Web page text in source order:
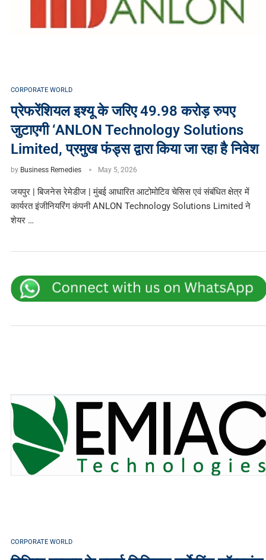
CORPORATE WORLD
प्रेफरेंशियल इश्यू के जरिए 49.98 करोड़ रुपए
जुटाएगी ‘ANLON Technology Solutions
Limited, प्रमुख फंड्स द्वारा किया जा रहा है निवेश
by Business Remedies May 5, 2026
जयपुर | बिजनेस रेमेडीज | मुंबई आधारित आटोमोटिव चेसिस एवं संबंधित क्षेत्र में
कार्यरत इंजीनियरिंग कंपनी ANLON Technology Solutions Limited ने
शेयर …
CORPORATE WORLD